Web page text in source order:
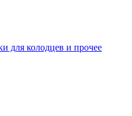
для колодцев и прочее